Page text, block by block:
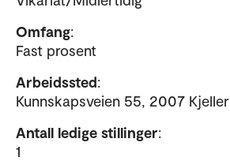
Omfang:
Fast prosent
Arbeidssted:
Kunnskapsveien 55, 2007 Kjeller
Antall ledige stillinger:
1